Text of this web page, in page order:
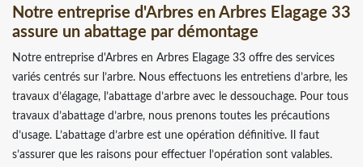
Notre entreprise d'Arbres en Arbres Elagage 33
assure un abattage par démontage
Notre entreprise d'Arbres en Arbres Elagage 33 offre des services
variés centrés sur l’arbre. Nous effectuons les entretiens d’arbre, les
travaux d’élagage, l’abattage d’arbre avec le dessouchage. Pour tous
travaux d’abattage d’arbre, nous prenons toutes les précautions
d’usage. L’abattage d’arbre est une opération définitive. Il faut
s’assurer que les raisons pour effectuer l’opération sont valables.